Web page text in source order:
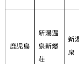
鹿児島
新湯温
泉新燃
荘
新
泉